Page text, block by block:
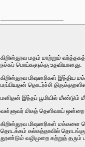
கிறிஸ்தூவ மதம் மாற்றும்
நச்சுப் பொய்களுக்கு உதவியானது.
கிறிஸ்தூவ மிஷனரிகள் இந்திய
பரப்பியதன் தொடர்ச்சி
மனிதன் இந்தப் பூமியில் மீண்டும்
வள்ளுவர் மிகத் தெளிவாய் ஒன்றை
கிறிஸ்தூவ மிஷனரிகள் மக்களை
தொடக்கம் கல்கத்தாவில் தொடங்கும் -
தூண்டும் வழிமுறை கற்றுத் தரும்